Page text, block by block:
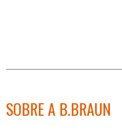
SOBRE A B.BRAUN